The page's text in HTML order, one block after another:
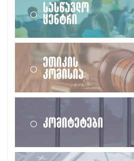
სასწავლო
ცენტრი
ეთიკის
კომისია
კომიტეტები